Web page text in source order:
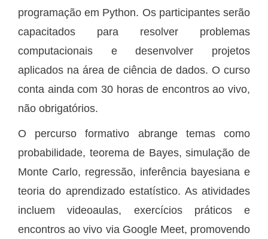
programação em Python. Os participantes serão
capacitados para resolver problemas
computacionais e desenvolver projetos
aplicados na área de ciência de dados. O curso
conta ainda com 30 horas de encontros ao vivo,
não obrigatórios.
O percurso formativo abrange temas como
probabilidade, teorema de Bayes, simulação de
Monte Carlo, regressão, inferência bayesiana e
teoria do aprendizado estatístico. As atividades
incluem videoaulas, exercícios práticos e
encontros ao vivo via Google Meet, promovendo